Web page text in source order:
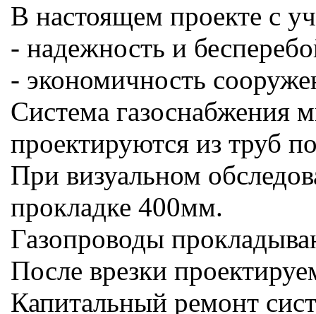
В настоящем проекте с
- надежность и
- экономичность
Система газоснабжения
проектируются из труб
При визуальном
прокладке 400мм.
Газопроводы
После врезки
Капитальный ремонт